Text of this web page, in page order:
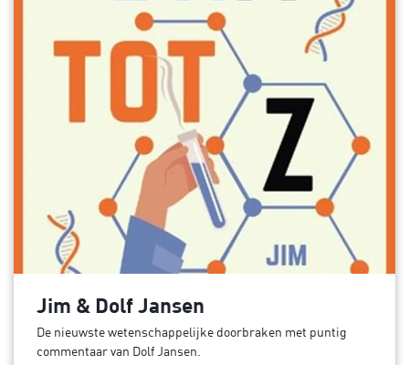
Jim & Dolf Jansen
De nieuwste wetenschappelijke doorbraken met puntig
commentaar van Dolf Jansen.